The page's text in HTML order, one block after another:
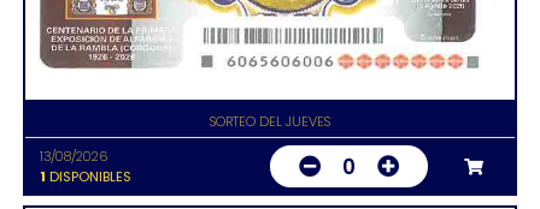
SORTEO DEL JUEVES
13/08/2026
1 DISPONIBLES 0